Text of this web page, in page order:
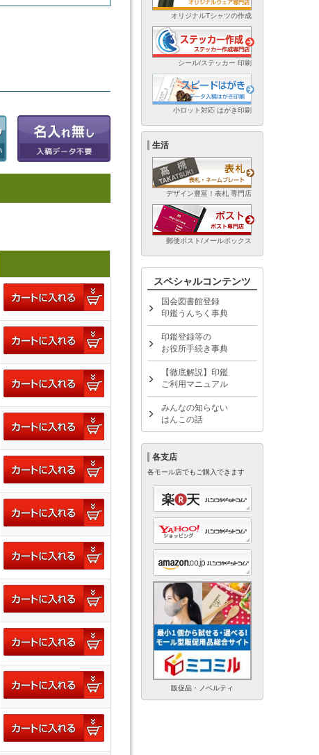
オリジナルTシャツの作成
シール/ステッカー 印刷
小ロット対応 はがき印刷
生活
デザイン豊富！表札 専門店
郵便ポスト/メールボックス
スペシャルコンテンツ
国会図書館登録
印鑑うんちく事典
印鑑登録等の
お役所手続き事典
【徹底解説】印鑑
ご利用マニュアル
みんなの知らない
はんこの話
各支店
各モール店でもご購入できます
販促品・ノベルティ